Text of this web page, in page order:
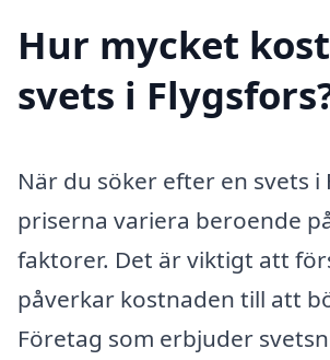
Hur mycket
svets i
När du söker efter en svets i
priserna variera beroende
faktorer. Det är viktigt att
påverkar kostnaden till att
Företag som erbjuder